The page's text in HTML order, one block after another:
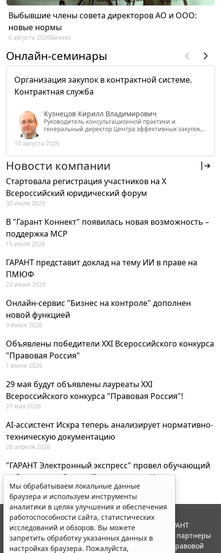
Выбывшие члены совета директоров АО и ООО:
новые нормы
6 августа 2026Бизнес
Онлайн-семинары
Организация закупок в контрактной системе.
Контрактная служба
Кузнецов Кирилл Владимирович
Руководитель консультационной практики и
генеральный директор Центра эффективных закупок
РФ
10 августа 2026
Новости компании
Стартовала регистрация участников на X
Всероссийский юридический форум
30 июля 2026
В "Гарант Коннект" появилась новая возможность –
поддержка MCP
15 июля 2026
ГАРАНТ представит доклад на тему ИИ в праве на
ПМЮФ
23 июня 2026
Онлайн-сервис "Бизнес на контроле" дополнен
новой функцией
9 июня 2026
Объявлены победители XXI Всероссийского конкурса
"Правовая Россия"
1 июня 2026
29 мая будут объявлены лауреаты XXI
Всероссийского конкурса "Правовая Россия"!
27 мая 2026
AI-ассистент Искра теперь анализирует нормативно-
техническую документацию
28 апреля 2026
"ГАРАНТ Электронный экспресс" провел обучающий
вебинар по работе с AI-ассистентом Искра
23 апреля 2026
Мы обрабатываем локальные данные
браузера и используем инструменты
аналитики в целях улучшения и обеспечения
работоспособности сайта, статистических
исследований и обзоров. Вы можете
запретить обработку указанных данных в
настройках браузера. Пожалуйста,
© ООО "НПП "ГАРАНТ-СЕРВИС", 2026. Система ГАРАНТ
выпускается с 1990 года. Компания "Гарант" и ее партнеры
являются участниками Российской ассоциации правовой